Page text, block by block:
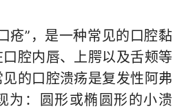
疮”，是一种常见的口腔黏
腔内唇、上腭以及舌颊等
的口腔溃疡是复发性阿弗
为：圆形或椭圆形的小溃